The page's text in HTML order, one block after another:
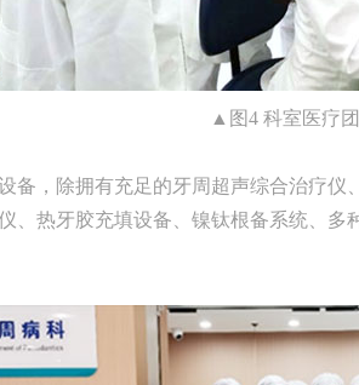
▲图4 科室医疗
备，除拥有充足的牙周超声综合治疗
、热牙胶充填设备、镍钛根备系统、